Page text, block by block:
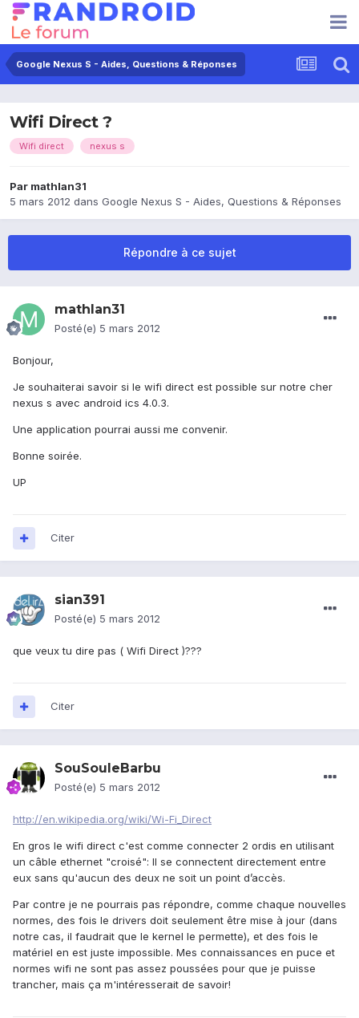
Google Nexus S - Aides, Questions & Réponses
Wifi Direct ?
Wifi direct nexus s
Par mathlan31
5 mars 2012 dans Google Nexus S - Aides, Questions & Réponses
Répondre à ce sujet
mathlan31
Posté(e) 5 mars 2012
Bonjour,
Je souhaiterai savoir si le wifi direct est possible sur notre cher
nexus s avec android ics 4.0.3.
Une application pourrai aussi me convenir.
Bonne soirée.
UP
Citer
sian391
Posté(e) 5 mars 2012
que veux tu dire pas ( Wifi Direct )???
Citer
SouSouleBarbu
Posté(e) 5 mars 2012
http://en.wikipedia.org/wiki/Wi-Fi_Direct
En gros le wifi direct c'est comme connecter 2 ordis en utilisant
un câble ethernet "croisé": Il se connectent directement entre
eux sans qu'aucun des deux ne soit un point d’accès.
Par contre je ne pourrais pas répondre, comme chaque nouvelles
normes, des fois le drivers doit seulement être mise à jour (dans
notre cas, il faudrait que le kernel le permette), et des fois le
matériel en est juste impossible. Mes connaissances en puce et
normes wifi ne sont pas assez poussées pour que je puisse
trancher, mais ça m'intéresserait de savoir!